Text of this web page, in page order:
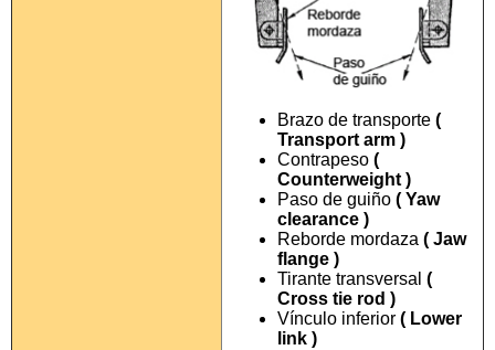
Brazo de transporte (
Transport arm )
Contrapeso (
Counterweight )
Paso de guiño ( Yaw
clearance )
Reborde mordaza ( Jaw
flange )
Tirante transversal (
Cross tie rod )
Vínculo inferior ( Lower
link )